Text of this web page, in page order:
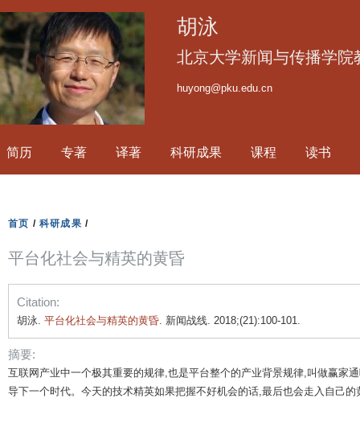
到
内
胡泳
北京大学新闻与传播学院
huyong@pku.edu.cn
简历 专著 译著 科研成果 课程 读书
首页 / 科研成果 /
平台化社会与精英的黄昏
Citation:
胡泳. 平台化社会与精英的黄昏 . 新闻战线. 2018;(21):100-101.
摘要:
互联网产业中一个极其重要的规律,也是平台整个的产业背景规律,叫做赢家
导下一个时代。今天的技术精英如果把握不好机会的话,最后也会走入自己的